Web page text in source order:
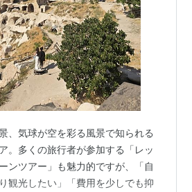
、気球が空を彩る風景で知られる
。多くの旅行者が参加する「レッ
ンツアー」も魅力的ですが、「自
観光したい」「費用を少しでも抑